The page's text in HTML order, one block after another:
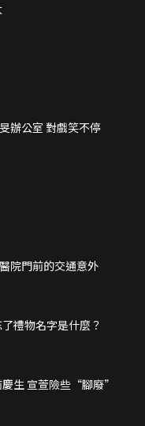
辦公室 對戲笑不停
院門前的交通意外
禮物名字是什麼？
生 宣萱險些“腳廢”